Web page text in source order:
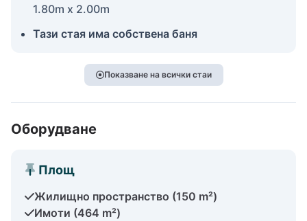
1.80m x 2.00m
Тази стая има собствена баня
Показване на всички стаи
Оборудване
Площ
Жилищно пространство (150 m²)
Имоти (464 m²)